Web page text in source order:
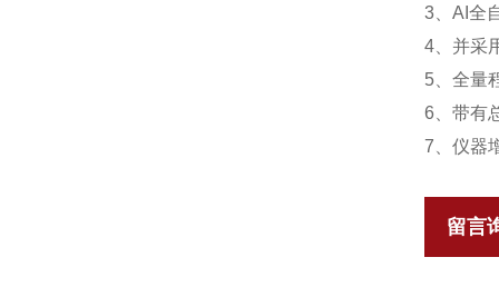
3、AI全
4、并采
5、全量
6、带有
7、仪器
留言